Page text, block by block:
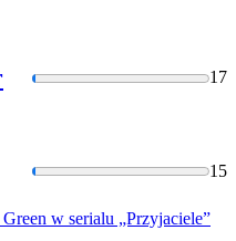
17
15
w serialu „Przyjaciele”